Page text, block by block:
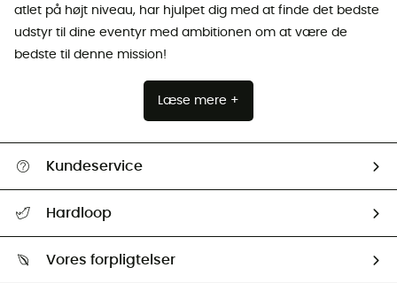
atlet på højt niveau, har hjulpet dig med at finde det bedste
udstyr til dine eventyr med ambitionen om at være de
bedste til denne mission!
Læse mere +
Kundeservice
Returnering & Tilbagebetaling
Hardloop
Vores forpligtelser